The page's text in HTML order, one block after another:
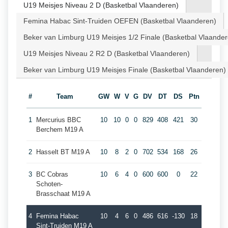
U19 Meisjes Niveau 2 D (Basketbal Vlaanderen)
Femina Habac Sint-Truiden OEFEN (Basketbal Vlaanderen)
Beker van Limburg U19 Meisjes 1/2 Finale (Basketbal
U19 Meisjes Niveau 2 R2 D (Basketbal Vlaanderen)
Beker van Limburg U19 Meisjes Finale (Basketbal Vlaanderen)
# Team GW W V G DV DT DS Ptn
1
Mercurius BBC
Berchem M19 A
10 10 0 0 829 408 421 30
2 Hasselt BT M19 A 10 8 2 0 702 534 168 26
3
BC Cobras
Schoten-
Brasschaat M19 A
10 6 4 0 600 600 0 22
4
Femina Habac
Sint-Truiden M19 A
10 4 6 0 486 616 -130 18